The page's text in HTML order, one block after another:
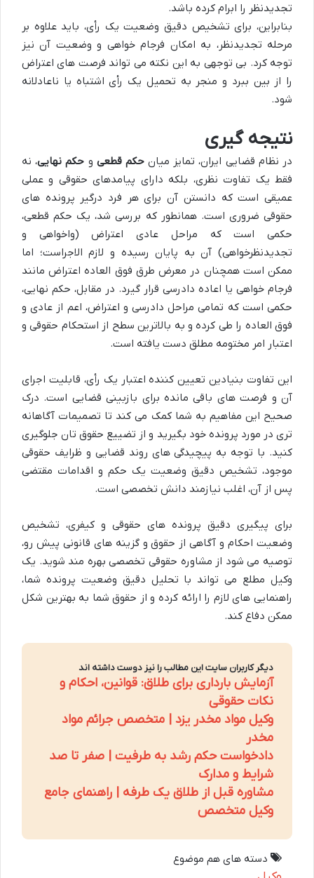
تجدیدنظر را ابرام کرده باشد.
بنابراین، برای تشخیص دقیق وضعیت یک رأی، باید علاوه بر
مرحله تجدیدنظر، به امکان فرجام خواهی و وضعیت آن نیز
توجه کرد. بی توجهی به این نکته می تواند فرصت های اعتراض
را از بین ببرد و منجر به تحمیل یک رأی اشتباه یا ناعادلانه
شود.
نتیجه گیری
در نظام قضایی ایران، تمایز میانحکم قطعی و حکم نهایی، نه
فقط یک تفاوت نظری، بلکه دارای پیامدهای حقوقی و عملی
عمیقی است که دانستن آن برای هر فرد درگیر پرونده های
حقوقی ضروری است. همانطور که بررسی شد، یک حکم قطعی،
حکمی است که مراحل عادی اعتراض (واخواهی و
تجدیدنظرخواهی) آن به پایان رسیده و لازم الاجراست؛ اما
ممکن است همچنان در معرض طرق فوق العاده اعتراض مانند
فرجام خواهی یا اعاده دادرسی قرار گیرد. در مقابل، حکم نهایی،
حکمی است که تمامی مراحل دادرسی و اعتراض، اعم از عادی و
فوق العاده را طی کرده و به بالاترین سطح از استحکام حقوقی و
اعتبار امر مختومه مطلق دست یافته است.
این تفاوت بنیادین تعیین کننده اعتبار یک رأی، قابلیت اجرای
آن و فرصت های باقی مانده برای بازبینی قضایی است. درک
صحیح این مفاهیم به شما کمک می کند تا تصمیمات آگاهانه
تری در مورد پرونده خود بگیرید و از تضییع حقوق تان جلوگیری
کنید. با توجه به پیچیدگی های روند قضایی و ظرایف حقوقی
موجود، تشخیص دقیق وضعیت یک حکم و اقدامات مقتضی
پس از آن، اغلب نیازمند دانش تخصصی است.
برای پیگیری دقیق پرونده های حقوقی و کیفری، تشخیص
وضعیت احکام و آگاهی از حقوق و گزینه های قانونی پیش رو،
توصیه می شود از مشاوره حقوقی تخصصی بهره مند شوید. یک
وکیل مطلع می تواند با تحلیل دقیق وضعیت پرونده شما،
راهنمایی های لازم را ارائه کرده و از حقوق شما به بهترین شکل
ممکن دفاع کند.
دیگر کاربران سایت این مطالب را نیز دوست داشته اند
آزمایش بارداری برای طلاق: قوانین، احکام و
نکات حقوقی
وکیل مواد مخدر یزد | متخصص جرائم مواد
مخدر
دادخواست حکم رشد به طرفیت | صفر تا صد
شرایط و مدارک
مشاوره قبل از طلاق یک طرفه | راهنمای جامع
وکیل متخصص
دسته های هم موضوع